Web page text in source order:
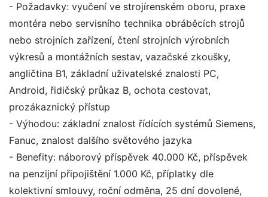
- Požadavky: vyučení ve strojírenském oboru, praxe
montéra nebo servisního technika obráběcích strojů
nebo strojních zařízení, čtení strojních výrobních
výkresů a montážních sestav, vazačské zkoušky,
angličtina B1, základní uživatelské znalosti PC,
Android, řidičský průkaz B, ochota cestovat,
prozákaznický přístup
- Výhodou: základní znalost řídících systémů Siemens,
Fanuc, znalost dalšího světového jazyka
- Benefity: náborový příspěvek 40.000 Kč, příspěvek
na penzijní připojištění 1.000 Kč, příplatky dle
kolektivní smlouvy, roční odměna, 25 dní dovolené,